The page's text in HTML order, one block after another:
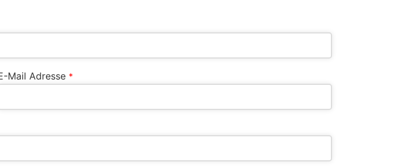
Mail Adresse *